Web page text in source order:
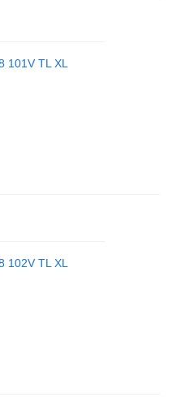
101V TL XL
102V TL XL